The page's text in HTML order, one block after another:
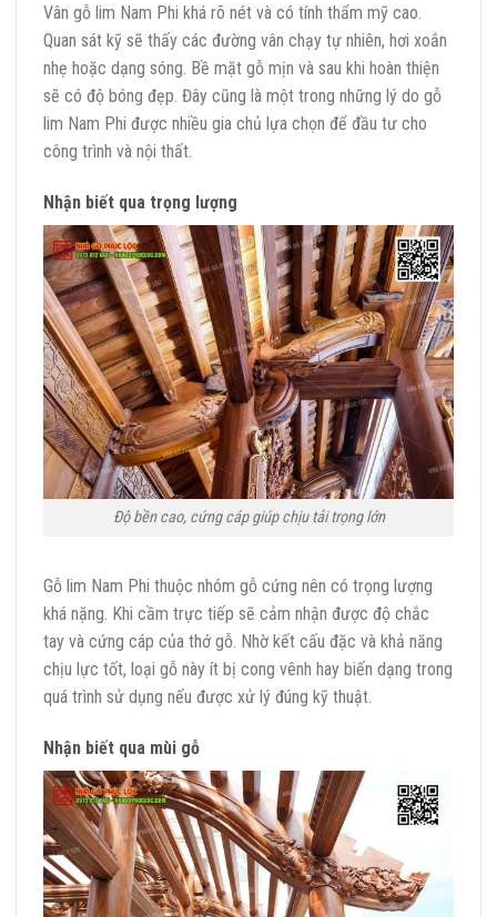
Vân gỗ lim Nam Phi khá rõ nét và có tính thẩm mỹ cao.
Quan sát kỹ sẽ thấy các đường vân chạy tự nhiên, hơi xoắn
nhẹ hoặc dạng sóng. Bề mặt gỗ mịn và sau khi hoàn thiện
sẽ có độ bóng đẹp. Đây cũng là một trong những lý do gỗ
lim Nam Phi được nhiều gia chủ lựa chọn để đầu tư cho
công trình và nội thất.
Nhận biết qua trọng lượng
Độ bền cao, cứng cáp giúp chịu tải trọng lớn
Gỗ lim Nam Phi thuộc nhóm gỗ cứng nên có trọng lượng
khá nặng. Khi cầm trực tiếp sẽ cảm nhận được độ chắc
tay và cứng cáp của thớ gỗ. Nhờ kết cấu đặc và khả năng
chịu lực tốt, loại gỗ này ít bị cong vênh hay biến dạng trong
quá trình sử dụng nếu được xử lý đúng kỹ thuật.
Nhận biết qua mùi gỗ